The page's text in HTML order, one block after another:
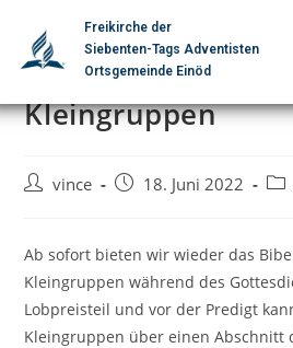
Freikirche der
Siebenten-Tags Adventisten
Ortsgemeinde Einöd
Wieder
Kleingruppen
vince 18. Juni 2022
Ab sofort bieten wir wieder das
Kleingruppen während des
Lobpreisteil und vor der Predigt
Kleingruppen über einen Abschnitt